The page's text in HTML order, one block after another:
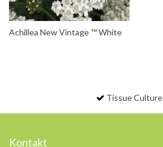
Achillea New Vintage ™ White
Tissue Culture
Kontakt